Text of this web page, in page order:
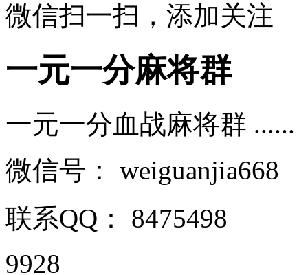
微信扫一扫，添加关注
一元一分麻将群
一元一分血战麻将群 ......
微信号： weiguanjia668
联系QQ： 8475498
9928